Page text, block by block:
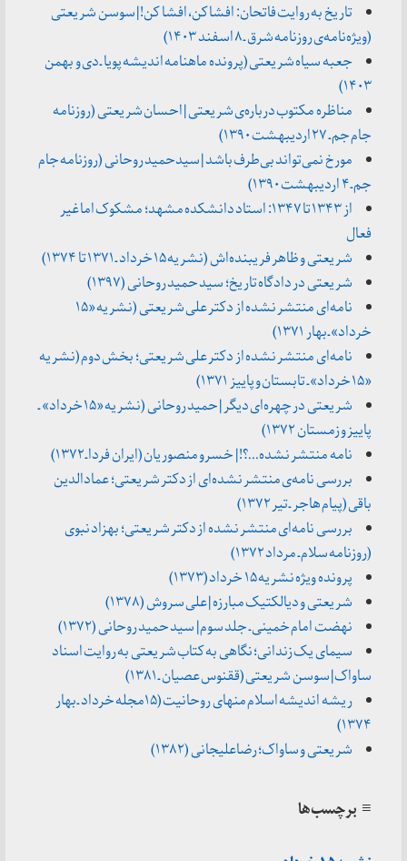
تاریخ به روایت فاتحان: افشا کن، افشا کن! | سوسن شریعتی
(ویژه‌نامه‌ی روزنامه شرق ـ ۸ اسفند ۱۴۰۳)
جعبه سیاه شریعتی (پرونده ماهنامه اندیشه پویا ـ دی و بهمن
۱۴۰۳)
مناظره مکتوب درباره‌ی شریعتی | احسان شریعتی (روزنامه
جام جم ـ ۲۷ اردیبهشت ۱۳۹۰)
مورخ نمی‌تواند بی‌طرف باشد | سیدحمید روحانی (روزنامه جام
جم ـ ۴ اردیبهشت ۱۳۹۰)
از ۱۳۴۳ تا ۱۳۴۷: استاد دانشکده مشهد؛ مشکوک اما غیر
فعال
شریعتی و ظاهر فریبنده‌اش (نشریه ۱۵ خرداد ـ ۱۳۷۱ تا ۱۳۷۴)
شریعتی در دادگاه تاریخ؛ سید حمید روحانی (۱۳۹۷)
نامه‌ای منتشر نشده از دکتر علی شریعتی (نشریه «۱۵
خرداد» ـ بهار ۱۳۷۱)
نامه‌ای منتشر نشده از دکتر علی شریعتی؛ بخش دوم (نشریه
«۱۵ خرداد» ـ تابستان و پاییز ۱۳۷۱)
شریعتی در چهره‌ای دیگر | حمید روحانی (نشریه «۱۵ خرداد» ـ
پاییز و زمستان ۱۳۷۲)
نامه منتشر نشده…؟! | خسرو منصوریان (ایران فردا ـ ۱۳۷۲)
بررسی نامه‌ی منتشر نشده‌ای از دکتر شریعتی؛ عمادالدین
باقی (پیام هاجر ـ تیر ۱۳۷۲)
بررسی نامه‌ای منتشر نشده از دکتر شریعتی؛ بهزاد نبوی
(روزنامه سلام ـ مرداد ۱۳۷۲)
پرونده ویژه نشریه ۱۵ خرداد (۱۳۷۳)
شریعتی و دیالکتیک مبارزه | علی سروش (۱۳۷۸)
نهضت امام خمینی ـ جلد سوم | سید حمید روحانی (۱۳۷۲)
سیمای یک زندانی؛ نگاهی به کتاب شریعتی به روایت اسناد
ساواک | سوسن شریعتی (ققنوس عصیان ـ ۱۳۸۱)
ریشه اندیشه اسلام منهای روحانیت (۱۵مجله خرداد ـ بهار
۱۳۷۴)
شریعتی و ساواک؛ رضاعلیجانی (۱۳۸۲)
≡ برچسب‌ها